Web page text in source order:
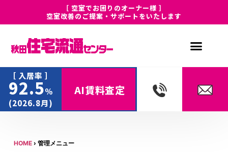
［ 空室でお困りのオーナー様 ］
空室改善のご提案・サポートをいたします
［ 入居率 ］
92.5%
(2026.8月)
AI賃料査定
HOME › 管理メニュー